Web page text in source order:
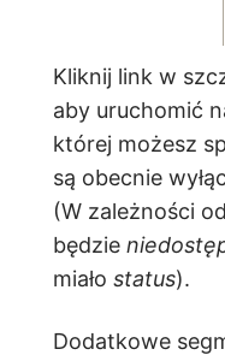
Kliknij link w
aby uruchomić
której możesz
są obecnie
(W zależności
będzie
miało status).
Dodatkowe